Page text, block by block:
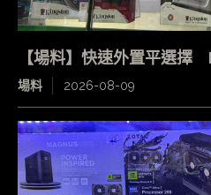
【場料】快速外置平選
場料 2026-08-09